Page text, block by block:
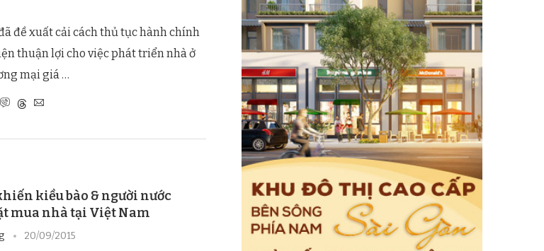
đề xuất cải cách thủ tục hành chính
thuận lợi cho việc phát triển nhà ở
mại giá …
kiều bào & người nước
mua nhà tại Việt Nam
20/09/2015